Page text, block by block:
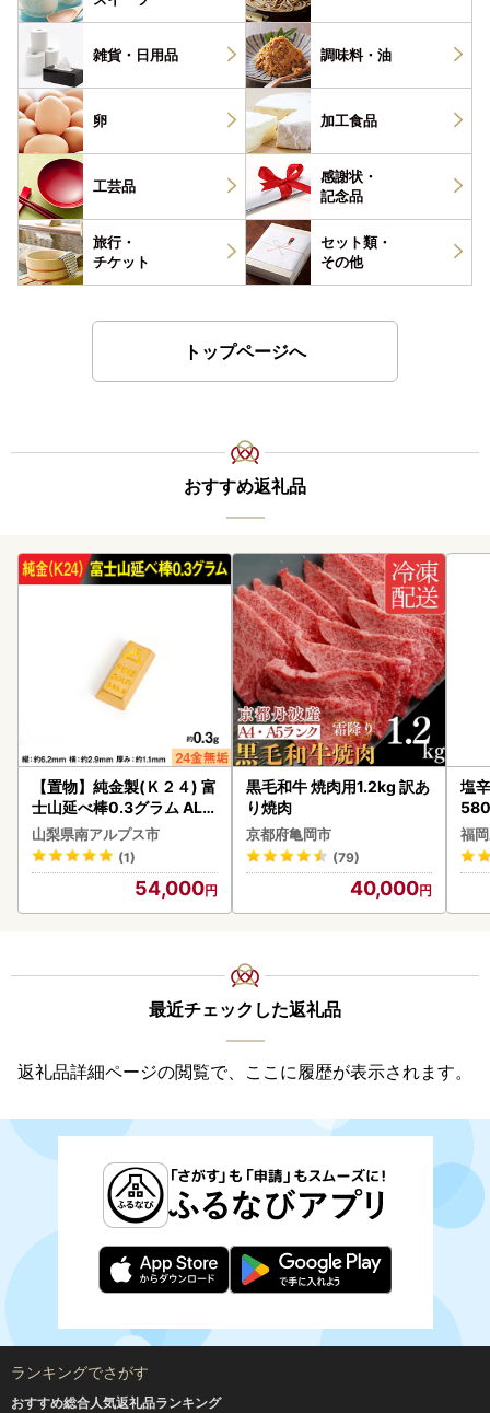
雑貨・ 日用品 調味料・ 油
卵 加工食品
工芸品
感謝状・
記念品
旅行・
チケット
セット類・
その他
トップページへ
おすすめ返礼品
【置物】純金製(Ｋ２４) 富
士山延べ棒0.3グラム ALP
BK193
山梨県南アルプス市
(1)
54,000
黒毛和牛 焼肉用1.2kg 訳あ
り焼肉
京都府亀岡市
(79)
40,000
塩
福
最近チェックした返礼品
返礼品詳細ページの閲覧で、ここに履歴が表示されます。
ランキングでさがす
おすすめ総合人気返礼品ランキング